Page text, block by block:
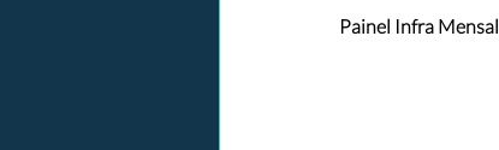
Painel Infra Mensal